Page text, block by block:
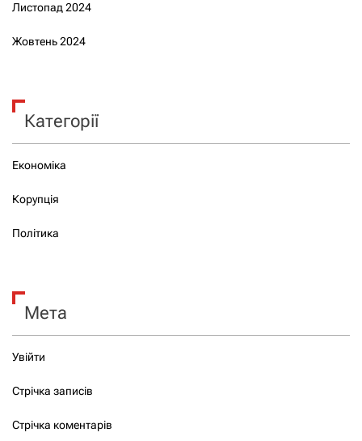
Листопад 2024
Жовтень 2024
Категорії
Економіка
Корупція
Політика
Мета
Увійти
Стрічка записів
Стрічка коментарів